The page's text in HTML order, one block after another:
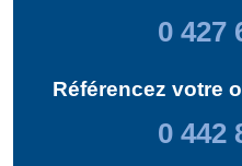
0 427
Référencez votre
0 442